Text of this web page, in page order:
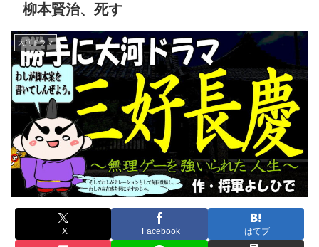
柳本賢治、死す
大河ドラマ
X Facebook はてブ